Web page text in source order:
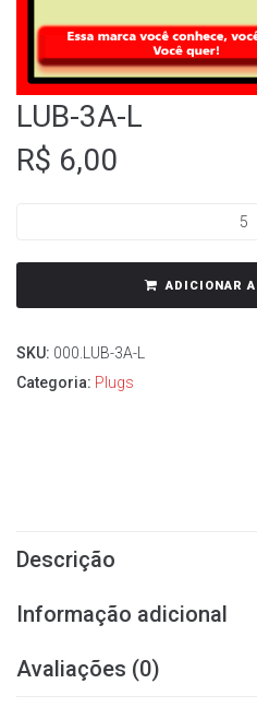
LUB-3A-L
R$ 6,00
ADICIONAR
SKU: 000.LUB-3A-L
Categoria: Plugs
Descrição
Informação adicional
Avaliações (0)